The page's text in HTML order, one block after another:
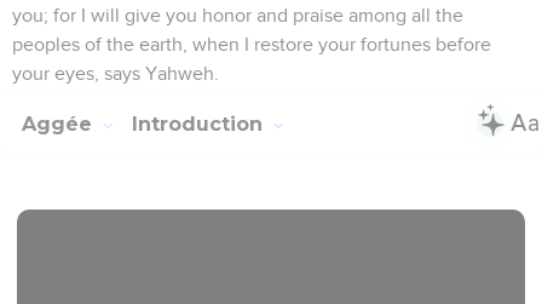
you; for I will give you honor and praise among all the
peoples of the earth, when I restore your fortunes before
your eyes, says Yahweh.
Aggée Introduction